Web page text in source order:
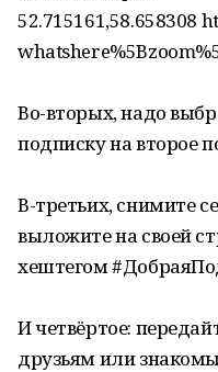
52.715161,58.658308
Во-вторых, надо
подписку на второе
В-третьих, снимите
выложите на своей
хештегом
И четвёртое:
друзьям или